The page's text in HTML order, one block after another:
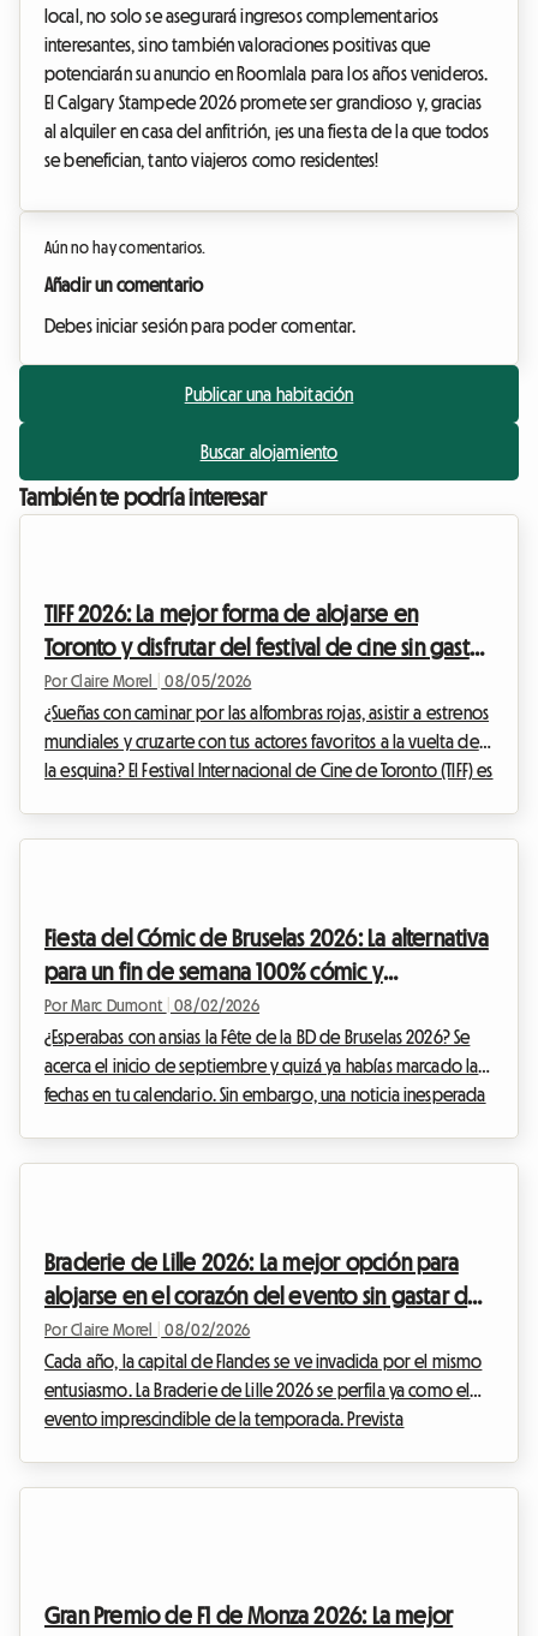
local, no solo se asegurará ingresos complementarios
interesantes, sino también valoraciones positivas que
potenciarán su anuncio en Roomlala para los años venideros.
El Calgary Stampede 2026 promete ser grandioso y, gracias
al alquiler en casa del anfitrión, ¡es una fiesta de la que todos
se benefician, tanto viajeros como residentes!
Aún no hay comentarios.
Añadir un comentario
Debes iniciar sesión para poder comentar.
Publicar una habitación
Buscar alojamiento
También te podría interesar
TIFF 2026: La mejor forma de alojarse en
Toronto y disfrutar del festival de cine sin gastar
una fortuna
Por Claire Morel 08/05/2026
¿Sueñas con caminar por las alfombras rojas, asistir a estrenos
mundiales y cruzarte con tus actores favoritos a la vuelta de
la esquina? El Festival Internacional de Cine de Toronto (TIFF) es
encontrar un lugar cómodo donde q...
Fiesta del Cómic de Bruselas 2026: La alternativa
para un fin de semana 100% cómic y
alojamiento económico
Por Marc Dumont 08/02/2026
¿Esperabas con ansias la Fête de la BD de Bruselas 2026? Se
acerca el inicio de septiembre y quizá ya habías marcado las
fechas en tu calendario. Sin embargo, una noticia inesperada
decepción en una oportuni...
Braderie de Lille 2026: La mejor opción para
alojarse en el corazón del evento sin gastar de
más
Por Claire Morel 08/02/2026
Cada año, la capital de Flandes se ve invadida por el mismo
entusiasmo. La Braderie de Lille 2026 se perfila ya como el
evento imprescindible de la temporada. Prevista
Gran Premio de F1 de Monza 2026: La mejor